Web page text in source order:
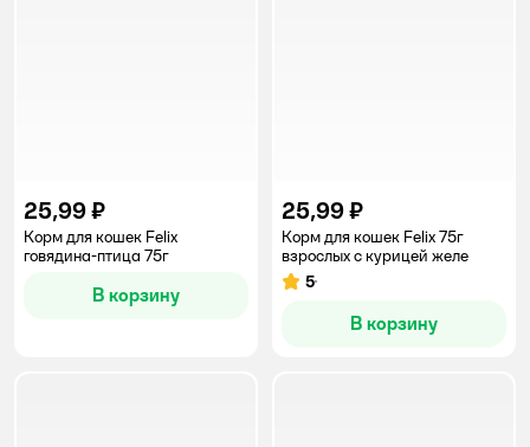
25,99 ₽
Корм для кошек Felix
говядина-птица 75г
В корзину
25,99 ₽
Корм для кошек Felix 75г
взрослых с курицей желе
Рейтинг:
5
В корзину